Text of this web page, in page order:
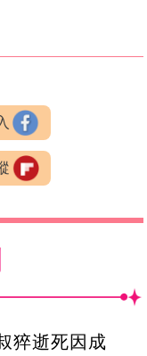
猝逝死因成